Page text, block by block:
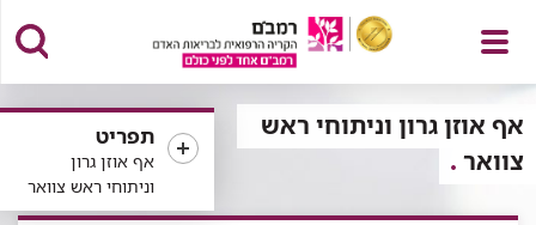
פתח
תפריט
אף אוזן גרון
וניתוחי ראש צוואר
אף אוזן גרון וניתוחי ראש
צוואר